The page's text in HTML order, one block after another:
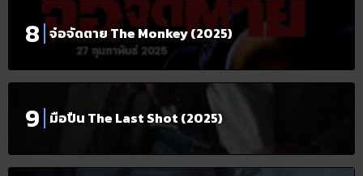
จ๋อจัดตาย The Monkey (2025)
มือปืน The Last Shot (2025)